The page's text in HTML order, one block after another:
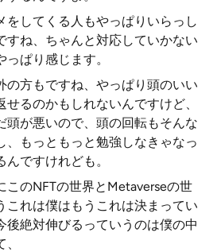
をしてくる人もやっぱりいらっし
すね、ちゃんと対応していかない
ぱり感じます。
の方もですね、やっぱり頭のいい
るのかもしれないんですけど、
頭が悪いので、頭の回転もそんな
、もっともっと勉強しなきゃなっ
ですけれども。
このNFTの世界とMetaverseの世
これは僕はもうこれは決まってい
後絶対伸びるっていうのは僕の中